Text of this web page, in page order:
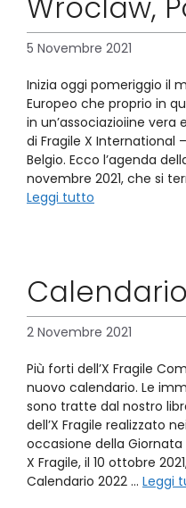
5 Novembre 2021
Inizia oggi pomeriggio il
Europeo che proprio in
in un’associazioiine
di Fragile X International
Belgio. Ecco l’agenda
novembre 2021, che si
Leggi tutto
2 Novembre 2021
Più forti dell’X Fragile
nuovo calendario. Le
sono tratte dal nostro
dell’X Fragile realizzato
occasione della
X Fragile, il 10 ottobre
Calendario 2022 … Leggi